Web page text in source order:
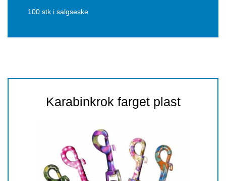
100 stk i salgseske
Karabinkrok farget plast